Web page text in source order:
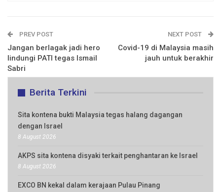
PREV POST
Jangan berlagak jadi hero
lindungi PATI tegas Ismail
Sabri
NEXT POST
Covid-19 di Malaysia masih
jauh untuk berakhir
Berita Terkini
Sita kontena bukti Malaysia tegas halang dagangan
dengan Israel
8 August 2026
AKPS sita kontena disyaki terkait penghantaran ke Israel
8 August 2026
EXCO BN kekal dalam kerajaan Pulau Pinang